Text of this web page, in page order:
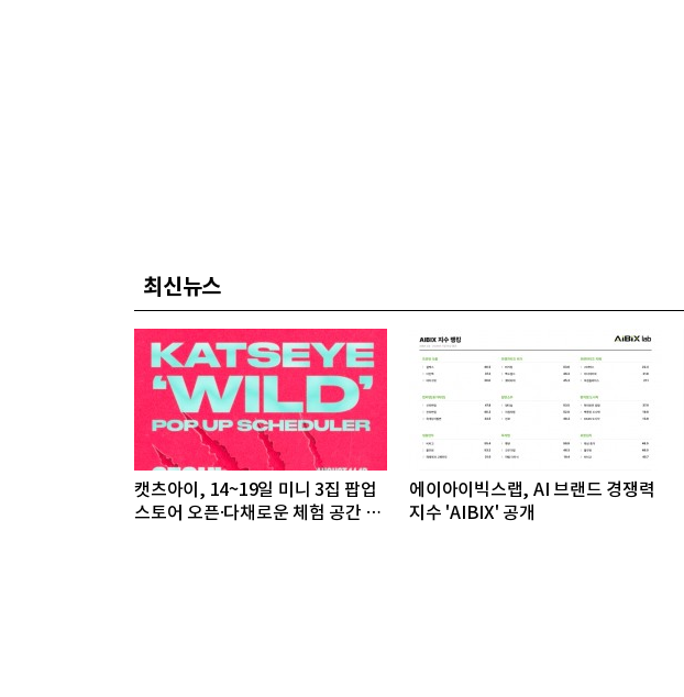
최신뉴스
캣츠아이, 14~19일 미니 3집 팝업
스토어 오픈·다채로운 체험 공간 마
에이아이빅스랩, AI 브랜드 경쟁력
지수 'AIBIX' 공개